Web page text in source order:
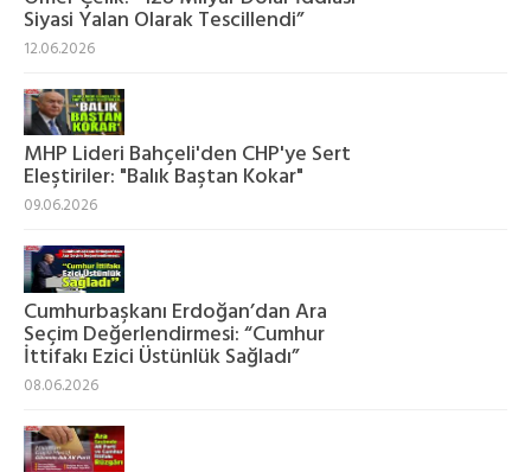
Siyasi Yalan Olarak Tescillendi”
12.06.2026
MHP Lideri Bahçeli'den CHP'ye Sert
Eleştiriler: "Balık Baştan Kokar"
09.06.2026
Cumhurbaşkanı Erdoğan’dan Ara
Seçim Değerlendirmesi: “Cumhur
İttifakı Ezici Üstünlük Sağladı”
08.06.2026